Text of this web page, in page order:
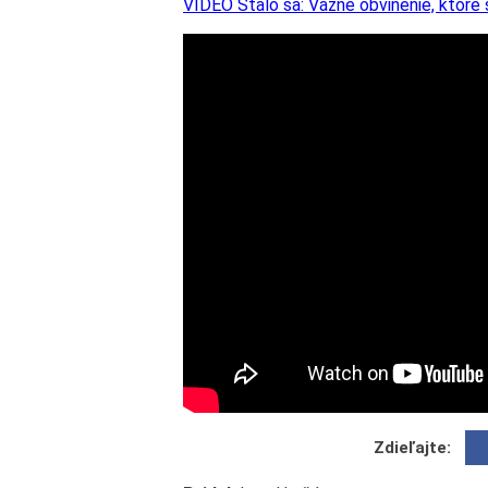
VIDEO Stalo sa: Vážne obvinenie,
Zdieľajte: